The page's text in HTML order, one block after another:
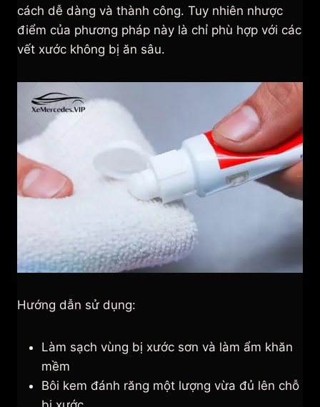
cách dễ dàng và thành công. Tuy nhiên nhược
điểm của phương pháp này là chỉ phù hợp với các
vết xước không bị ăn sâu.
Hướng dẫn sử dụng:
Làm sạch vùng bị xước sơn và làm ẩm khăn
mềm
Bôi kem đánh răng một lượng vừa đủ lên chỗ